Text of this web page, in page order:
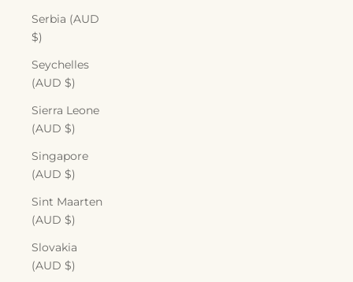
Serbia (AUD
$)
Seychelles
(AUD $)
Sierra Leone
(AUD $)
Singapore
(AUD $)
Sint Maarten
(AUD $)
Slovakia
(AUD $)